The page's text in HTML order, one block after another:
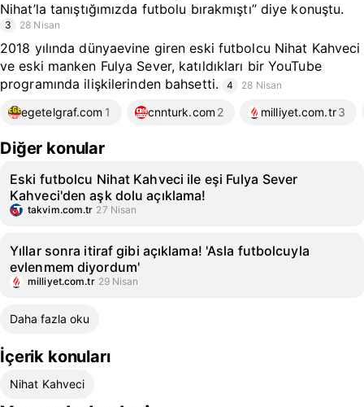
Nihat’la tanıştığımızda futbolu bırakmıştı” diye konuştu.
3 28 Nisan
2018 yılında dünyaevine giren eski futbolcu Nihat Kahveci
ve eski manken Fulya Sever, katıldıkları bir YouTube
programında ilişkilerinden bahsetti.
4 28 Nisan
egetelgraf.com 1 cnnturk.com 2 milliyet.com.tr3
Diğer konular
Eski futbolcu Nihat Kahveci ile eşi Fulya Sever
Kahveci'den aşk dolu açıklama!
takvim.com.tr 27 Nisan
Yıllar sonra itiraf gibi açıklama! 'Asla futbolcuyla
evlenmem diyordum'
milliyet.com.tr 29 Nisan
Daha fazla oku
İçerik konuları
Nihat Kahveci